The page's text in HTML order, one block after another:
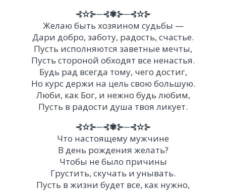
⊰✫⊱─⊰✾⊱─⊰✫⊱
Желаю быть хозяином судьбы —
Дари добро, заботу, радость, счастье.
Пусть исполняются заветные мечты,
Пусть стороной обходят все ненастья.
Будь рад всегда тому, чего достиг,
Но курс держи на цель свою большую.
Люби, как Бог, и нежно будь любим,
Пусть в радости душа твоя ликует.
⊰✫⊱─⊰✾⊱─⊰✫⊱
Что настоящему мужчине
В день рождения желать?
Чтобы не было причины
Грустить, скучать и унывать.
Пусть в жизни будет все, как нужно,